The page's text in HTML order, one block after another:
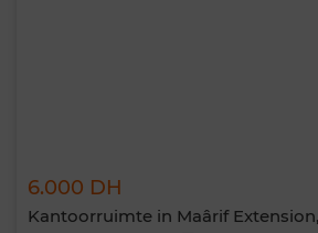
6.000 DH
Kantoorruimte in Maârif